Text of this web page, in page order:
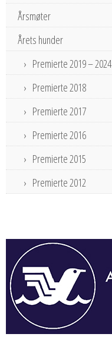
Årsmøter
Årets hunder
Premierte 2019 – 2024
Premierte 2018
Premierte 2017
Premierte 2016
Premierte 2015
Premierte 2012